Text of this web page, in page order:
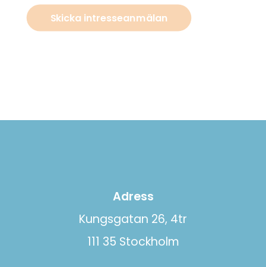
Skicka intresseanmälan
Adress
Kungsgatan 26, 4tr
111 35 Stockholm